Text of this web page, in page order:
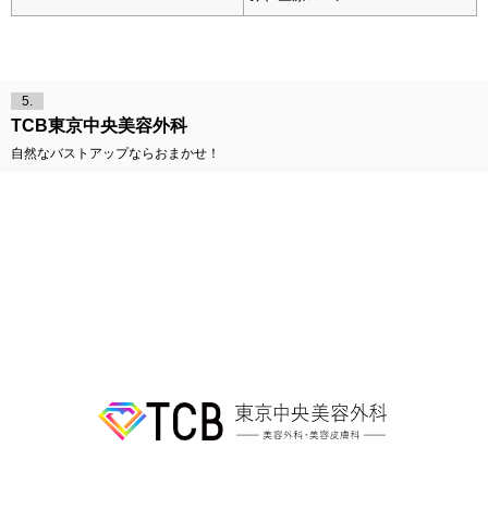
5.
TCB東京中央美容外科
自然なバストアップならおまかせ！